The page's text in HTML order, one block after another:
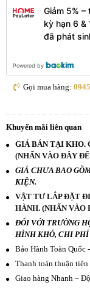
Giảm 5%
kỳ hạn 6 &
đã phát
Powered by
Gọi mua hàng:
Khuyến mãi liên quan
GIÁ BÁN TẠI KHO.
(NHẤN VÀO ĐÂY
GIÁ CHƯA BAO
KIỆN.
VẬT TƯ LẮP ĐẶT
HÀNH. (NHẤN VÀO
ĐỐI VỚI TRƯỜNG
HÌNH KHÓ, CHI PHÍ
Bảo Hành Toàn Quốc
Thanh toán thuận
Giao hàng Nhanh –